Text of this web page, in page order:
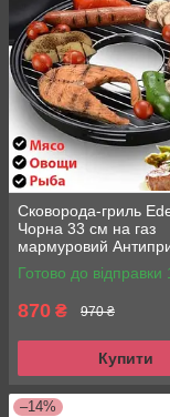
Сковорода-гриль
Чорна 33 см на газ
мармуровий
посуд зі знімною
Готово до відправки
870 ₴ 970 ₴
Купити
–14%